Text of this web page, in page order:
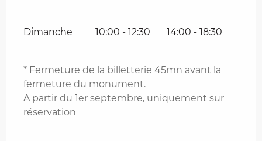
Dimanche 10:00 - 12:30 14:00 - 18:30
* Fermeture de la billetterie 45mn avant la
fermeture du monument.
A partir du 1er septembre, uniquement sur
réservation